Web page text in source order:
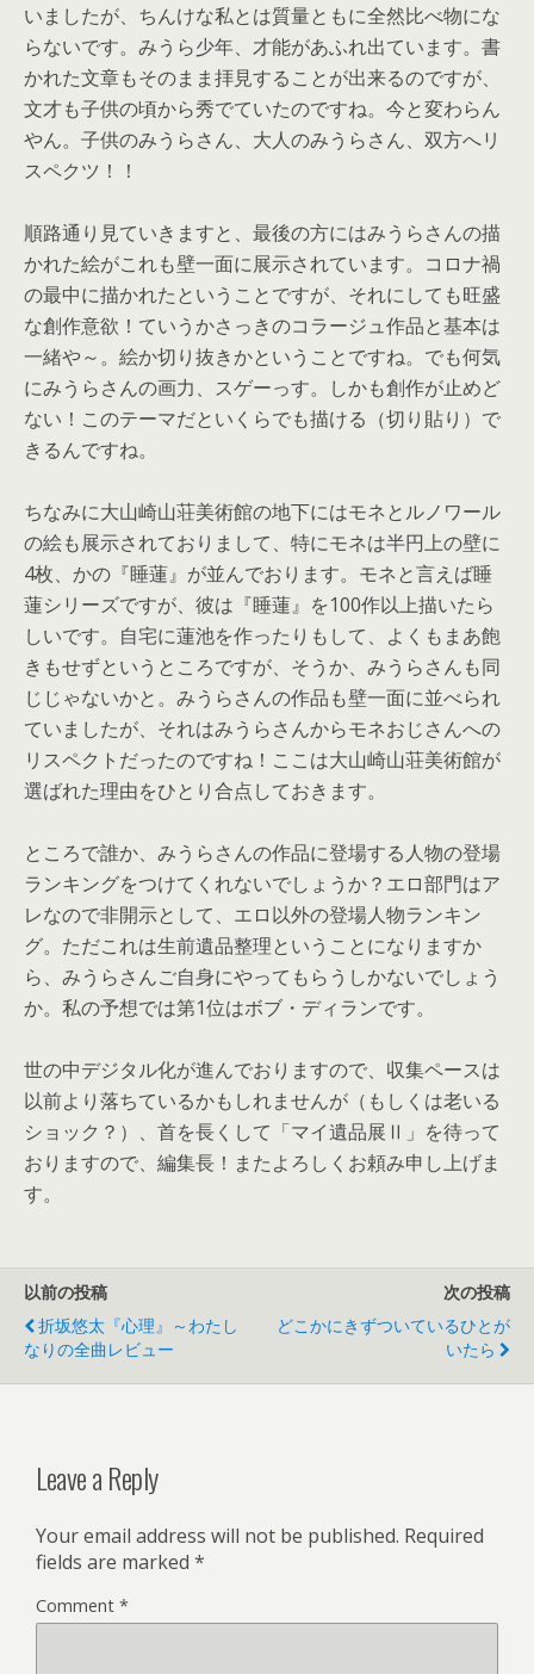
いましたが、 ちんけな私とは質量ともに全然比べ物にな
らないです。 みうら少年、才能があふれ出ています。 書
かれた文章もそのまま拝見することが出来るのですが、
文才も子供の頃から秀でていたのですね。今と変わらん
やん。 子供のみうらさん、大人のみうらさん、双方へリ
スペクツ！！
順路通り見ていきますと、 最後の方にはみうらさんの描
かれた絵がこれも壁一面に展示されています。コロナ禍
の最中に描かれたということですが、 それにしても旺盛
な創作意欲！ ていうかさっきのコラージュ作品と基本は
一緒や～。 絵か切り抜きかということですね。でも何気
にみうらさんの画力、 スゲーっす。しかも創作が止めど
ない！ このテーマだといくらでも描ける（切り貼り）で
きるんですね。
ちなみに大山崎山荘美術館の地下にはモネとルノワール
の絵も展示されておりまして、特にモネは半円上の壁に
4枚、かの『睡蓮』 が並んでおります。モネと言えば睡
蓮シリーズですが、彼は『睡蓮』を100作以上描いたら
しいです。 自宅に蓮池を作ったりもして、 よくもまあ飽
きもせずというところですが、そうか、 みうらさんも同
じじゃないかと。 みうらさんの作品も壁一面に並べられ
ていましたが、 それはみうらさんからモネおじさんへの
リスペクトだったのですね ！ ここは大山崎山荘美術館が
選ばれた理由をひとり合点しておきます。
ところで誰か、 みうらさんの作品に登場する人物の登場
ランキングをつけてくれないでしょうか？ エロ部門はア
レなので非開示として、 エロ以外の登場人物ランキン
グ。 ただこれは生前遺品整理ということになりますか
ら、 みうらさんご自身にやってもらうしかないでしょう
か。 私の予想では第1位はボブ・ディランです。
世の中デジタル化が進んでおりますので、 収集ペースは
以前より落ちているかもしれませんが（ もしくは老いる
ショック？）、首を長くして「マイ遺品展Ⅱ」 を待って
おりますので、編集長！ またよろしくお頼み申し上げま
す。
以前の投稿
折坂悠太『心理』～わたし
なりの全曲レビュー
次の投稿
どこかにきずついているひとが
いたら
Leave a Reply
Your email address will not be published. Required
fields are marked *
Comment *